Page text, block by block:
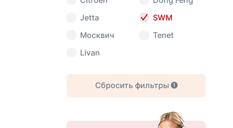
Jetta
SWM
Москвич
Tenet
Livan
Сбросить фильтры 1